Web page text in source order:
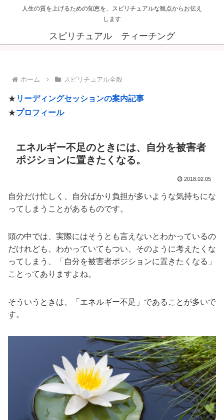
人生の質を上げるための知恵を、スピリチュアルな観点からお伝え
します
スピリチュアル ティーチング
ホーム スピリチュアル全般
★ リーディングセッションの案内記事
★プロフィール
エネルギー不足のときには、自分を被害者
ポジションに置きたくなる。
2018.02.05
自分だけ忙しく、自分ばかり負担が多いような気持ちにな
ってしまうことがあるものです。
頭の中では、実際にはそうとも言えないとわかっているの
だけれども、わかっていてもつい、そのように考えたくな
ってしまう、「自分を被害者ポジションに置きたくなる」
ことってありますよね。
そういうときは、「エネルギー不足」であることが多いで
す。